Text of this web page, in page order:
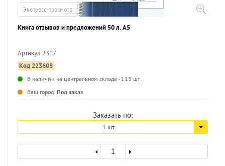
Экспресс-просмотр
Книга отзывов и предложений 50 л. А5
Артикул 2317
Код 223608
В наличии на центральном складе - 113 шт.
Ваш город: Под заказ
Заказать по:
1 шт.